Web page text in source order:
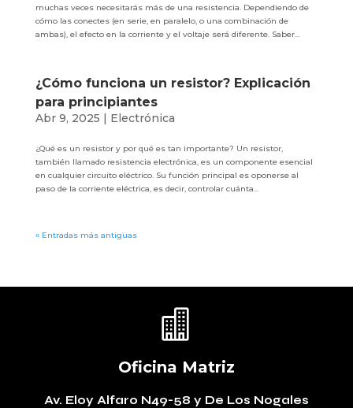
muchas veces necesitarás más de una resistencia. Dependiendo de
cómo las conectes (en serie, en paralelo, o una combinación de
ambas), el efecto en la corriente y el voltaje será diferente. Saber...
¿Cómo funciona un resistor? Explicación
para principiantes
Abr 9, 2025 | Electrónica
¿Qué es un resistor y por qué es tan importante? Un resistor,
también llamado resistencia electrónica, es un componente esencial
en cualquier circuito eléctrico. Su función principal es oponerse al
paso de la corriente eléctrica, es decir, controlar cuánta...
« Entradas más antiguas

Oficina Matriz
Av. Eloy Alfaro N49-58 y De Los Nogales